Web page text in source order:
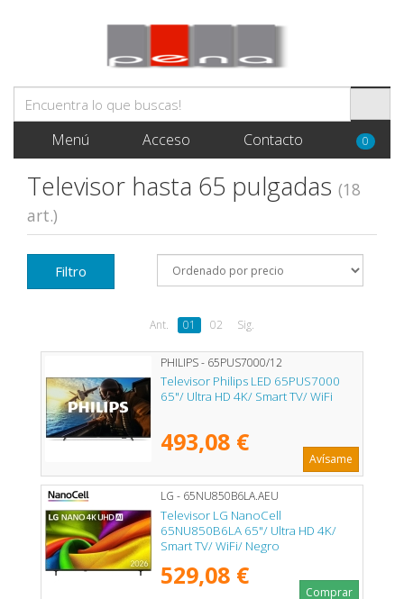
Menú Acceso Contacto 0
Televisor hasta 65 pulgadas (18
art.)
Filtro
Ant. 01 02 Sig.
PHILIPS - 65PUS7000/12
Televisor Philips LED 65PUS7000
65"/ Ultra HD 4K/ Smart TV/ WiFi
493,08 €
Avísame
LG - 65NU850B6LA.AEU
Televisor LG NanoCell
65NU850B6LA 65"/ Ultra HD 4K/
Smart TV/ WiFi/ Negro
529,08 €
Comprar